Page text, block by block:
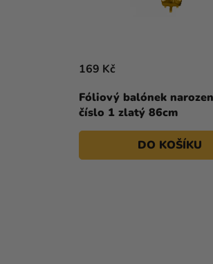
Fóliový balónek
číslo 1 zlatý 86cm
169 Kč
DO KOŠÍKU